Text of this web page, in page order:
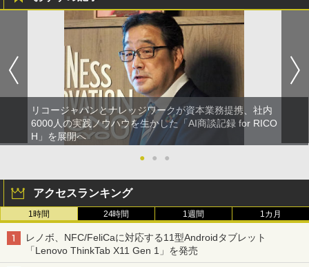
リコージャパンとナレッジワークが資本業務提携、社内
6000人の実践ノウハウを生かした「AI商談記録 for RICO
H」を展開へ
●
● ●
アクセスランキング
1時間 24時間 1週間 1カ月
レノボ、NFC/FeliCaに対応する11型Androidタブレット
「Lenovo ThinkTab X11 Gen 1」を発売